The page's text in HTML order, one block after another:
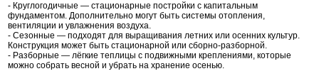
- Круглогодичные — стационарные постройки с капитальным
фундаментом. Дополнительно могут быть системы отопления,
вентиляции и увлажнения воздуха.
- Сезонные — подходят для выращивания летних или осенних культур.
Конструкция может быть стационарной или сборно-разборной.
- Разборные — лёгкие теплицы с подвижными креплениями, которые
можно собрать весной и убрать на хранение осенью.